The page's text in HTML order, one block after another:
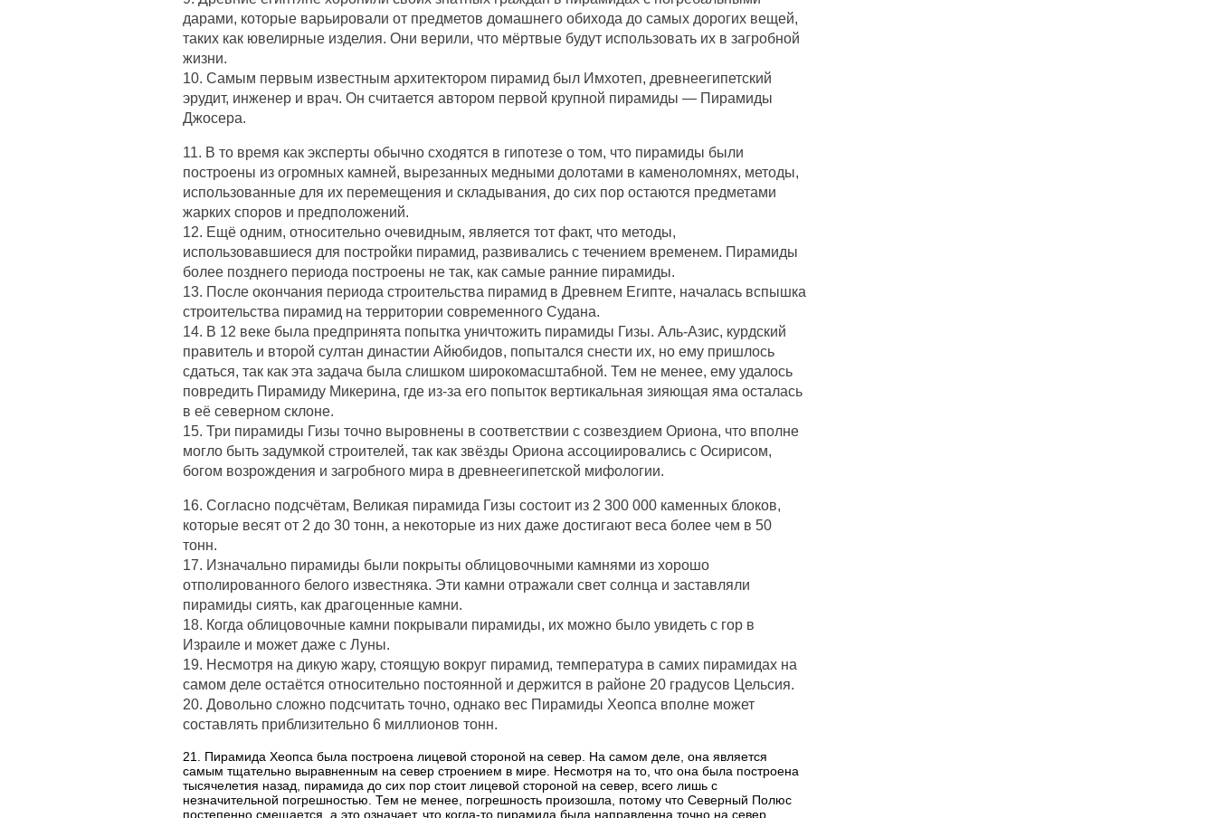
дарами, которые варьировали от предметов домашнего обихода до самых дорогих вещей,
таких как ювелирные изделия. Они верили, что мёртвые будут использовать их в загробной
жизни.
10. Самым первым известным архитектором пирамид был Имхотеп, древнеегипетский
эрудит, инженер и врач. Он считается автором первой крупной пирамиды — Пирамиды
Джосера.
11. В то время как эксперты обычно сходятся в гипотезе о том, что пирамиды были
построены из огромных камней, вырезанных медными долотами в каменоломнях, методы,
использованные для их перемещения и складывания, до сих пор остаются предметами
жарких споров и предположений.
12. Ещё одним, относительно очевидным, является тот факт, что методы,
использовавшиеся для постройки пирамид, развивались с течением временем. Пирамиды
более позднего периода построены не так, как самые ранние пирамиды.
13. После окончания периода строительства пирамид в Древнем Египте, началась вспышка
строительства пирамид на территории современного Судана.
14. В 12 веке была предпринята попытка уничтожить пирамиды Гизы. Аль-Азис, курдский
правитель и второй султан династии Айюбидов, попытался снести их, но ему пришлось
сдаться, так как эта задача была слишком широкомасштабной. Тем не менее, ему удалось
повредить Пирамиду Микерина, где из-за его попыток вертикальная зияющая яма осталась
в её северном склоне.
15. Три пирамиды Гизы точно выровнены в соответствии с созвездием Ориона, что вполне
могло быть задумкой строителей, так как звёзды Ориона ассоциировались с Осирисом,
богом возрождения и загробного мира в древнеегипетской мифологии.
16. Согласно подсчётам, Великая пирамида Гизы состоит из 2 300 000 каменных блоков,
которые весят от 2 до 30 тонн, а некоторые из них даже достигают веса более чем в 50
тонн.
17. Изначально пирамиды были покрыты облицовочными камнями из хорошо
отполированного белого известняка. Эти камни отражали свет солнца и заставляли
пирамиды сиять, как драгоценные камни.
18. Когда облицовочные камни покрывали пирамиды, их можно было увидеть с гор в
Израиле и может даже с Луны.
19. Несмотря на дикую жару, стоящую вокруг пирамид, температура в самих пирамидах на
самом деле остаётся относительно постоянной и держится в районе 20 градусов Цельсия.
20. Довольно сложно подсчитать точно, однако вес Пирамиды Хеопса вполне может
составлять приблизительно 6 миллионов тонн.
21. Пирамида Хеопса была построена лицевой стороной на север. На самом деле, она является
самым тщательно выравненным на север строением в мире. Несмотря на то, что она была построена
тысячелетия назад, пирамида до сих пор стоит лицевой стороной на север, всего лишь с
незначительной погрешностью. Тем не менее, погрешность произошла, потому что Северный Полюс
постепенно смещается, а это означает, что когда-то пирамида была направленна точно на север.